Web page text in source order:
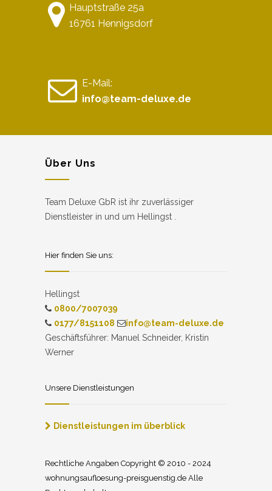
Hauptstraße 25a
16761 Hennigsdorf
E-Mail:
info@team-deluxe.de
Über Uns
Team Deluxe GbR ist ihr zuverlässiger
Dienstleister in und um Hellingst .
Hier finden Sie uns:
Hellingst
0800/7007039
0177/8151108
info@team-deluxe.de
Geschäftsführer: Manuel Schneider, Kristin
Werner
Unsere Dienstleistungen
Dienstleistungen im überblick
Rechtliche Angaben Copyright © 2010 - 2024
wohnungsaufloesung-preisguenstig.de Alle